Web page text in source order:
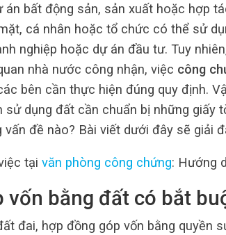
bất động sản, sản xuất hoặc hợp
cá nhân hoặc tổ chức có thể sử
nghiệp hoặc dự án đầu tư. Tuy
nhà nước công nhận, việc công
bên cần thực hiện đúng quy định.
sử dụng đất cần chuẩn bị những giấy
đề nào? Bài viết dưới đây sẽ giải
tại văn phòng công chứng: Hướng
vốn bằng đất có bắt
đai, hợp đồng góp vốn bằng quyền